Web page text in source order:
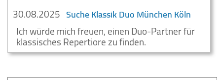
30.08.2025 Suche Klassik Duo München Köln
Ich würde mich freuen, einen Duo-Partner für
klassisches Repertiore zu finden.